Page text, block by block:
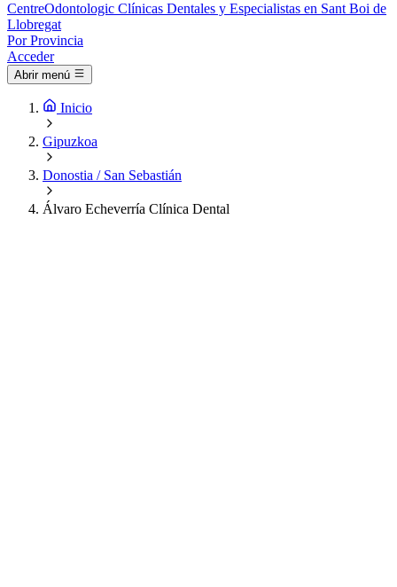
CentreOdontologic Clínicas Dentales y Especialistas en Sant Boi de
Llobregat
Por Provincia
Acceder
Abrir menú
Inicio
Gipuzkoa
Donostia / San Sebastián
Álvaro Echeverría Clínica Dental